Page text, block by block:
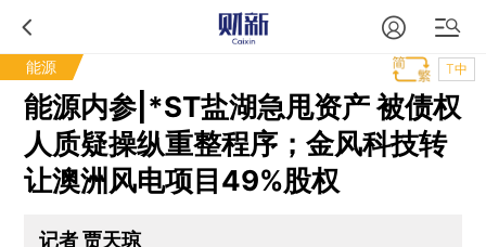
能源 T中
能源内参|*ST盐湖急甩资产 被债权
人质疑操纵重整程序；金风科技转
让澳洲风电项目49%股权
记者 贾天琼